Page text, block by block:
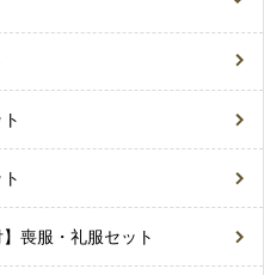
喪服・礼服セット